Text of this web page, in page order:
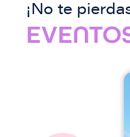
¡No te
I
g